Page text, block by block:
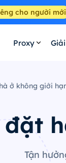
cho người mới
Proxy
ở không giới
đặt
Tận